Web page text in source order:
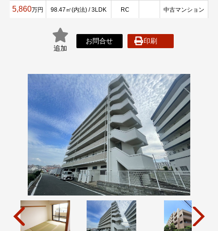
5,860万円 98.47㎡(内法) / 3LDK RC 中古マンション
追加
お問合せ 印刷